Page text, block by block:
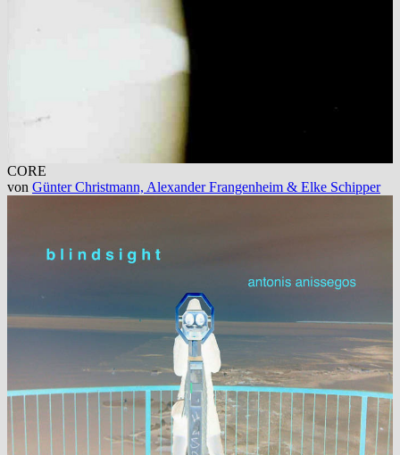
CORE
von Günter Christmann, Alexander Frangenheim & Elke Schipper